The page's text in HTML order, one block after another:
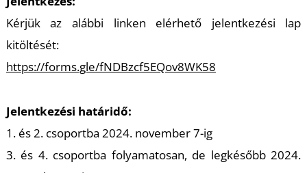
Kérjük az alábbi linken elérhető jelentkezési lap
kitöltését:
https://forms.gle/fNDBzcf5EQov8WK58
Jelentkezési határidő:
1. és 2. csoportba 2024. november 7-ig
3. és 4. csoportba folyamatosan, de legkésőbb 2024.